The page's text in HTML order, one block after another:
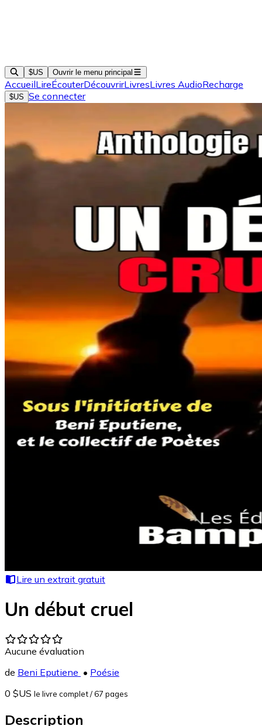
$US Ouvrir le menu principal
AccueilLireÉcouterDécouvrirLivresLivres AudioRecharge
$US Se connecter
Lire un extrait gratuit
Un début cruel
Aucune évaluation
de Beni Eputiene • Poésie
0 $US le livre complet/ 67 pages
Description